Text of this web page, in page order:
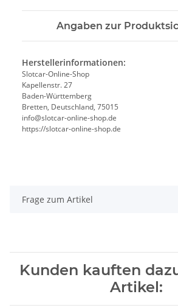
Angaben zur
Herstellerinformationen:
Slotcar-Online-Shop
Kapellenstr. 27
Baden-Württemberg
Bretten, Deutschland, 75015
info@slotcar-online-shop.de
https://slotcar-online-shop.de
Frage zum Artikel
Kunden kauften
Artikel: